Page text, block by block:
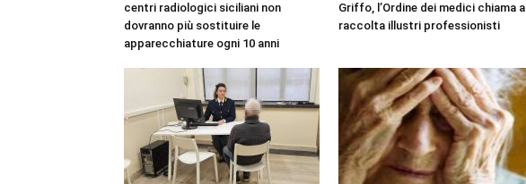
centri radiologici siciliani non
dovranno più sostituire le
apparecchiature ogni 10 anni
Griffo, l’Ordine dei medici chiama a
raccolta illustri professionisti